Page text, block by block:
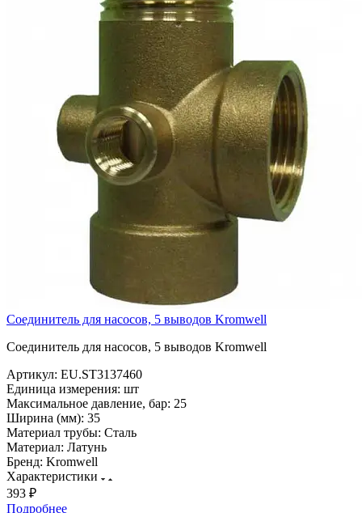
Соединитель для насосов, 5 выводов Kromwell
Соединитель для насосов, 5 выводов Kromwell
Артикул: EU.ST3137460
Единица измерения: шт
Максимальное давление, бар: 25
Ширина (мм): 35
Материал трубы: Сталь
Материал: Латунь
Бренд: Kromwell
Характеристики
393 ₽
Подробнее